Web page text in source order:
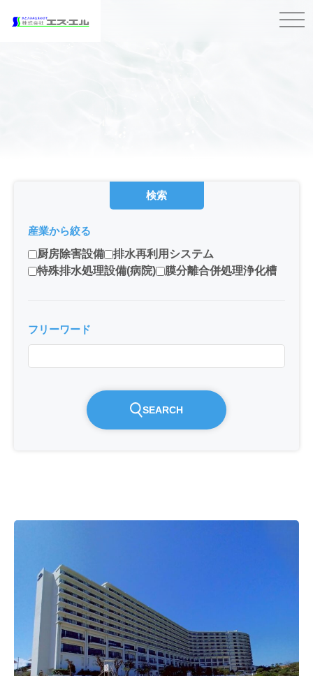
検索
産業から絞る
厨房除害設備
排水再利用システム
特殊排水処理設備(病院)
膜分離合併処理浄化槽
フリーワード
SEARCH